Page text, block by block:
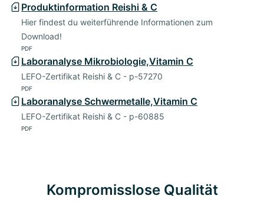
Produktinformation Reishi & C
Hier findest du weiterführende Informationen zum
Download!
PDF
Laboranalyse Mikrobiologie,Vitamin C
LEFO-Zertifikat Reishi & C - p-57270
PDF
Laboranalyse Schwermetalle,Vitamin C
LEFO-Zertifikat Reishi & C - p-60885
PDF
Kompromisslose Qualität